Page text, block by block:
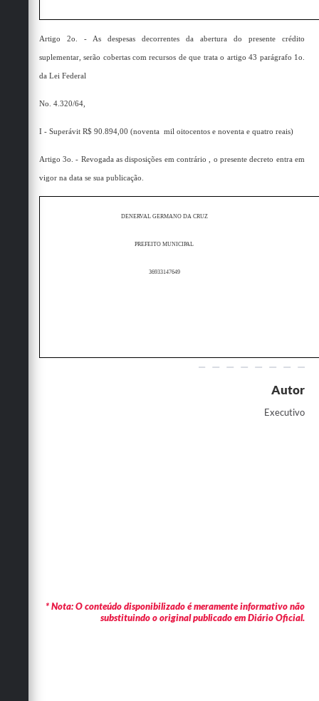
Artigo 2o. - As despesas decorrentes da abertura do presente crédito
suplementar, serão cobertas com recursos de que trata o artigo 43 parágrafo 1o.
da Lei Federal
No. 4.320/64,
I - Superávit R$ 90.894,00 (noventa mil oitocentos e noventa e quatro reais)
Artigo 3o. - Revogada as disposições em contrário , o presente decreto entra em
vigor na data se sua publicação.
DENERVAL GERMANO DA CRUZ
PREFEITO MUNICIPAL
36933147649
Autor
Executivo
* Nota: O conteúdo disponibilizado é meramente informativo não
substituindo o original publicado em Diário Oficial.